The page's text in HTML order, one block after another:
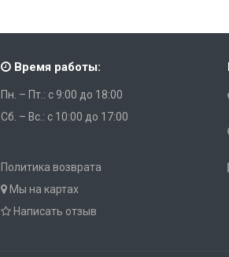
Время работы:
Пн. – Пт.: с 9:00 до 18:00
Сб. – Вс.: с 10:00 до 17:00
Политика возврата
Мы на картах
Написать отзыв